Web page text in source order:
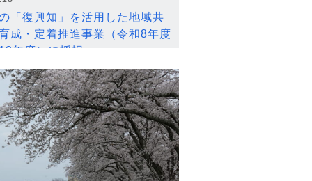
「復興知」を活用した地域共
成・定着推進事業（令和8年度
年度）に採択